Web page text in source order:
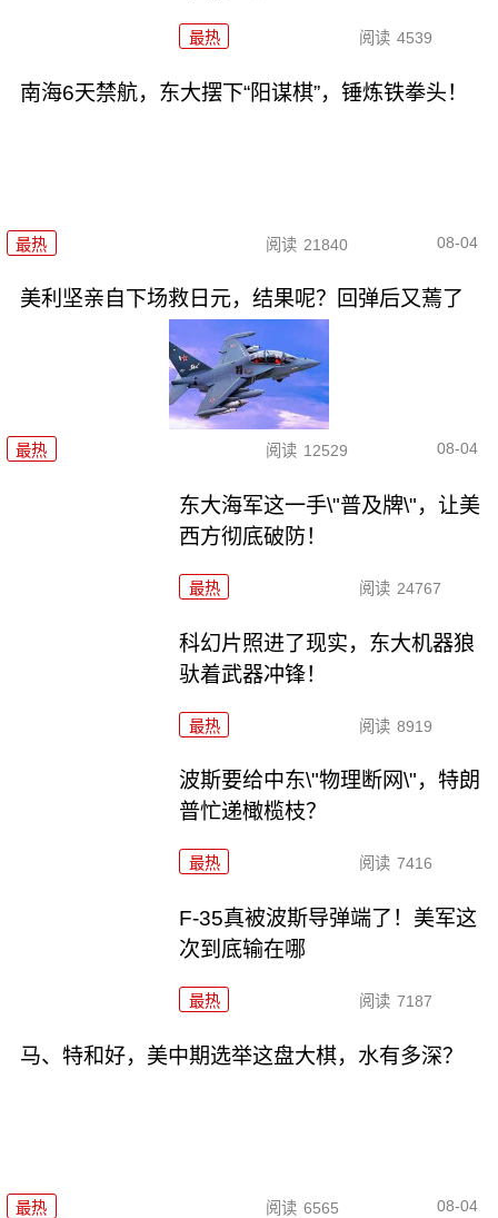
最热 阅读 4539
南海6天禁航，东大摆下“阳谋棋”，锤炼铁拳头！
最热 阅读 21840 08-04
美利坚亲自下场救日元，结果呢？回弹后又蔫了
最热 阅读 12529 08-04
东大海军这一手\"普及牌\"，让美
西方彻底破防！
最热 阅读 24767
科幻片照进了现实，东大机器狼
驮着武器冲锋！
最热 阅读 8919
波斯要给中东\"物理断网\"，特朗
普忙递橄榄枝？
最热 阅读 7416
F-35真被波斯导弹端了！美军这
次到底输在哪
最热 阅读 7187
马、特和好，美中期选举这盘大棋，水有多深？
最热 阅读 6565 08-04